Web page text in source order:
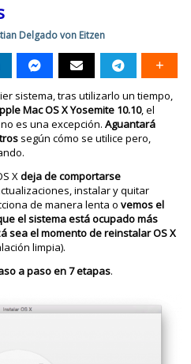
Delgado von Eitzen
sistema, tras utilizarlo un tiempo,
Mac OS X Yosemite 10.10, el
es una excepción.Aguantará
según cómo se utilice pero,
Xdeja de comportarse
instalar y quitar
de manera lenta ovemos el
el sistema está ocupado más
sea el momento de reinstalar OS X
limpia).
a paso en 7 etapas.